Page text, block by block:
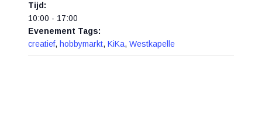
Tijd:
10:00 - 17:00
Evenement Tags:
creatief, hobbymarkt, KiKa, Westkapelle